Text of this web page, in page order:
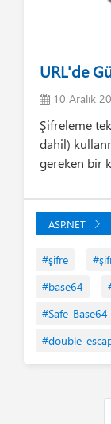
URL'de
10 Aralık
Şifreleme
dahil)
gereken bir
ASP.NET
#şifre
#base64
#Safe-
#double-